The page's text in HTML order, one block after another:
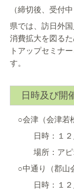
（締切後、受付中
県では、訪日外
消費拡大を図る
トアップセミナ
す。
日時及び開
○会津（会津若
日時：１２月
場所：アピ
○中通り（郡山
日時：１２月